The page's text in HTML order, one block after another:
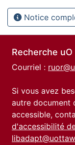
Notice
Recherche uO
Courriel :
Si vous avez
autre document
accessible,
d'accessibilité